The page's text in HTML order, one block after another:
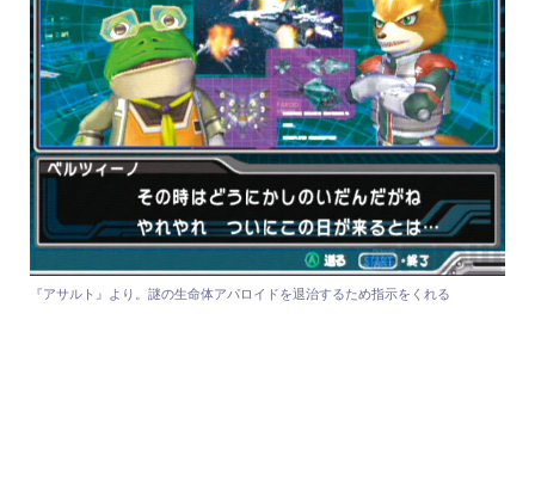
『アサルト』より。謎の生命体アパロイドを退治するため指示をくれる